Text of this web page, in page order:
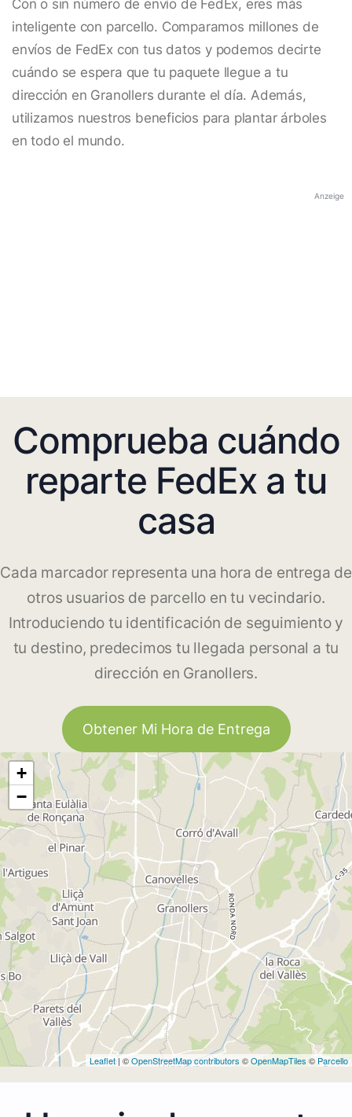
Con o sin número de envío de FedEx, eres más
inteligente con parcello. Comparamos millones de
envíos de FedEx con tus datos y podemos decirte
cuándo se espera que tu paquete llegue a tu
dirección en Granollers durante el día. Además,
utilizamos nuestros beneficios para plantar árboles
en todo el mundo.
Anzeige
Comprueba cuándo
reparte FedEx a tu
casa
Cada marcador representa una hora de entrega de
otros usuarios de parcello en tu vecindario.
Introduciendo tu identificación de seguimiento y
tu destino, predecimos tu llegada personal a tu
dirección en Granollers.
Obtener Mi Hora de Entrega
+
−
Leaflet | ©OpenStreetMap contributors ©OpenMapTiles © Parcello